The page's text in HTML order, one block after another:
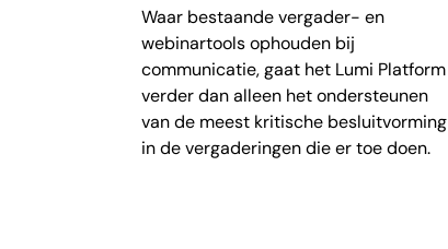
Waar bestaande vergader- en
webinartools ophouden bij
communicatie, gaat het Lumi Platform
verder dan alleen het ondersteunen
van de meest kritische besluitvorming
in de vergaderingen die er toe doen.